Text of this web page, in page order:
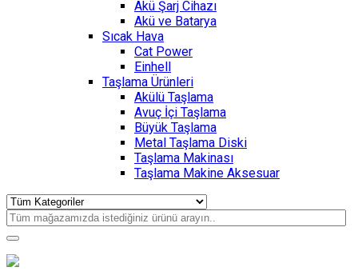
Akü Şarj Cihazı
Akü ve Batarya
Sıcak Hava
Cat Power
Einhell
Taşlama Ürünleri
Akülü Taşlama
Avuç İçi Taşlama
Büyük Taşlama
Metal Taşlama Diski
Taşlama Makinası
Taşlama Makine Aksesuar